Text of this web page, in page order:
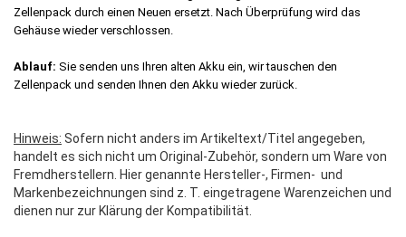
Zellenpack durch einen Neuen ersetzt. Nach Überprüfung wird das
Gehäuse wieder verschlossen.
Ablauf: Sie senden uns Ihren alten Akku ein, wir tauschen den
Zellenpack und senden Ihnen den Akku wieder zurück.
Hinweis: Sofern nicht anders im Artikeltext/Titel angegeben,
handelt es sich nicht um Original-Zubehör, sondern um Ware von
Fremdherstellern. Hier genannte Hersteller-, Firmen- und
Markenbezeichnungen sind z. T. eingetragene Warenzeichen und
dienen nur zur Klärung der Kompatibilität.